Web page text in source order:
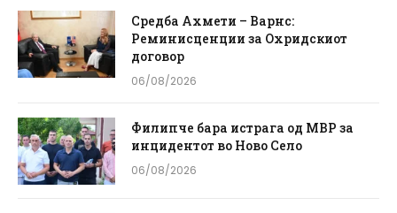
Средба Ахмети – Варнс:
Реминисценции за Охридскиот
договор
06/08/2026
Филипче бара истрага од МВР за
инцидентот во Ново Село
06/08/2026